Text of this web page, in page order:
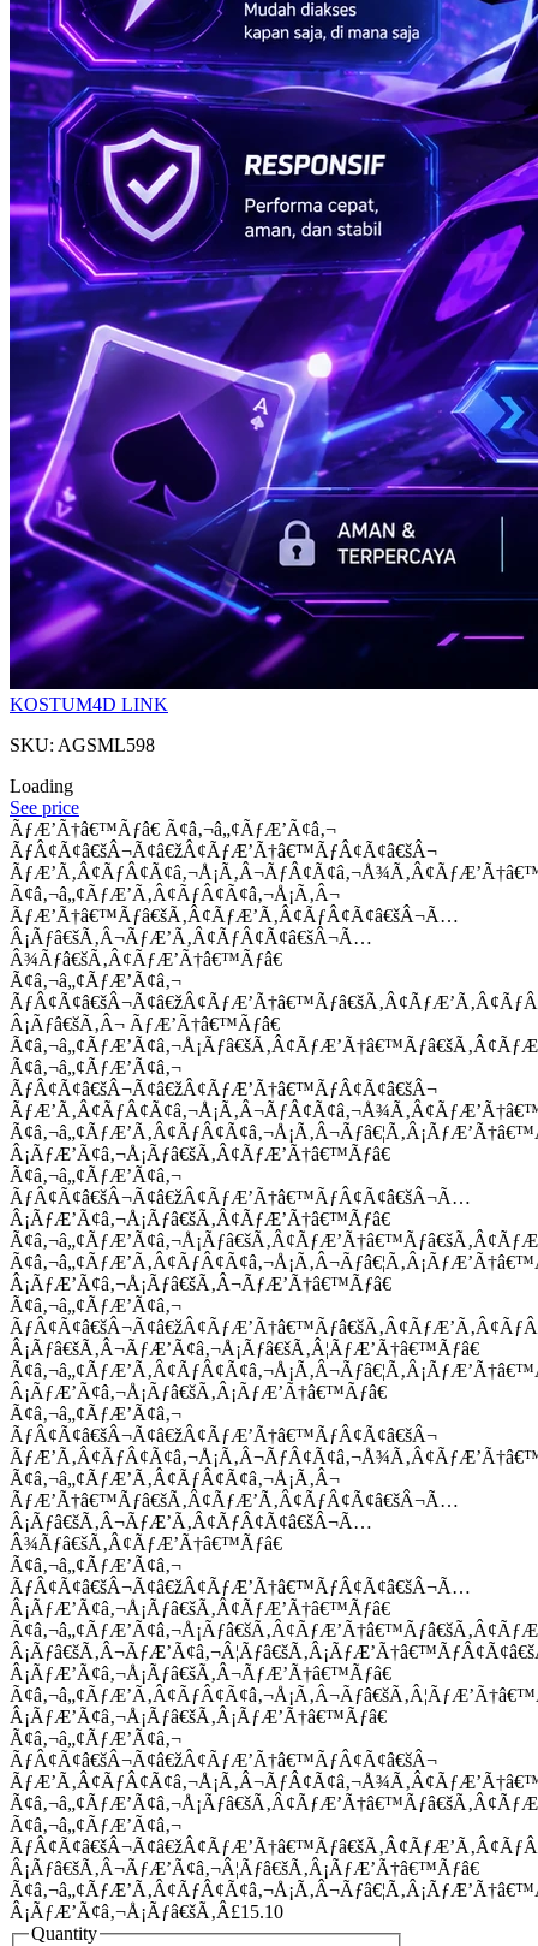
KOSTUM4D LINK
SKU: AGSML598
Loading
See price
ÃƒÆ’Ã†â€™Ãƒâ€ Ã¢â‚¬â„¢ÃƒÆ’Ã¢â‚¬
ÃƒÂ¢Ã¢â€šÂ¬Ã¢â€žÂ¢ÃƒÆ’Ã†â€™ÃƒÂ¢Ã¢â€šÂ¬
Ã¢â‚¬â„¢ÃƒÆ’Ã‚Â¢ÃƒÂ¢Ã¢â‚¬Å¡Ã‚Â¬
ÃƒÆ’Ã†â€™Ãƒâ€šÃ‚Â¢ÃƒÆ’Ã‚Â¢ÃƒÂ¢Ã¢â€šÂ¬Ã…
Â¡Ãƒâ€šÃ‚Â¬ÃƒÆ’Ã‚Â¢ÃƒÂ¢Ã¢â€šÂ¬Ã…
Â¾Ãƒâ€šÃ‚Â¢ÃƒÆ’Ã†â€™Ãƒâ€
Ã¢â‚¬â„¢ÃƒÆ’Ã¢â‚¬
Â¡Ãƒâ€šÃ‚Â¬ ÃƒÆ’Ã†â€™Ãƒâ€
Ã¢â‚¬â„¢ÃƒÆ’Ã¢â‚¬
ÃƒÂ¢Ã¢â€šÂ¬Ã¢â€žÂ¢ÃƒÆ’Ã†â€™ÃƒÂ¢Ã¢â€šÂ¬
Â¡ÃƒÆ’Ã¢â‚¬Å¡Ãƒâ€šÃ‚Â¢ÃƒÆ’Ã†â€™Ãƒâ€
Ã¢â‚¬â„¢ÃƒÆ’Ã¢â‚¬
ÃƒÂ¢Ã¢â€šÂ¬Ã¢â€žÂ¢ÃƒÆ’Ã†â€™ÃƒÂ¢Ã¢â€šÂ¬Ã…
Â¡ÃƒÆ’Ã¢â‚¬Å¡Ãƒâ€šÃ‚Â¢ÃƒÆ’Ã†â€™Ãƒâ€
Â¡ÃƒÆ’Ã¢â‚¬Å¡Ãƒâ€šÃ‚Â¬ÃƒÆ’Ã†â€™Ãƒâ€
Ã¢â‚¬â„¢ÃƒÆ’Ã¢â‚¬
Â¡Ãƒâ€šÃ‚Â¬ÃƒÆ’Ã¢â‚¬Å¡Ãƒâ€šÃ‚Â¦ÃƒÆ’Ã†â€™Ãƒâ€
Â¡ÃƒÆ’Ã¢â‚¬Å¡Ãƒâ€šÃ‚Â¡ÃƒÆ’Ã†â€™Ãƒâ€
Ã¢â‚¬â„¢ÃƒÆ’Ã¢â‚¬
ÃƒÂ¢Ã¢â€šÂ¬Ã¢â€žÂ¢ÃƒÆ’Ã†â€™ÃƒÂ¢Ã¢â€šÂ¬
Ã¢â‚¬â„¢ÃƒÆ’Ã‚Â¢ÃƒÂ¢Ã¢â‚¬Å¡Ã‚Â¬
ÃƒÆ’Ã†â€™Ãƒâ€šÃ‚Â¢ÃƒÆ’Ã‚Â¢ÃƒÂ¢Ã¢â€šÂ¬Ã…
Â¡Ãƒâ€šÃ‚Â¬ÃƒÆ’Ã‚Â¢ÃƒÂ¢Ã¢â€šÂ¬Ã…
Â¾Ãƒâ€šÃ‚Â¢ÃƒÆ’Ã†â€™Ãƒâ€
Ã¢â‚¬â„¢ÃƒÆ’Ã¢â‚¬
ÃƒÂ¢Ã¢â€šÂ¬Ã¢â€žÂ¢ÃƒÆ’Ã†â€™ÃƒÂ¢Ã¢â€šÂ¬Ã…
Â¡ÃƒÆ’Ã¢â‚¬Å¡Ãƒâ€šÃ‚Â¢ÃƒÆ’Ã†â€™Ãƒâ€
Â¡ÃƒÆ’Ã¢â‚¬Å¡Ãƒâ€šÃ‚Â¬ÃƒÆ’Ã†â€™Ãƒâ€
Â¡ÃƒÆ’Ã¢â‚¬Å¡Ãƒâ€šÃ‚Â¡ÃƒÆ’Ã†â€™Ãƒâ€
Ã¢â‚¬â„¢ÃƒÆ’Ã¢â‚¬
ÃƒÂ¢Ã¢â€šÂ¬Ã¢â€žÂ¢ÃƒÆ’Ã†â€™ÃƒÂ¢Ã¢â€šÂ¬
Ã¢â‚¬â„¢ÃƒÆ’Ã¢â‚¬
Â¡Ãƒâ€šÃ‚Â¬ÃƒÆ’Ã¢â‚¬Â¦Ãƒâ€šÃ‚Â¡ÃƒÆ’Ã†â€™Ãƒâ€
Â¡ÃƒÆ’Ã¢â‚¬Å¡Ãƒâ€šÃ‚Â£15.10
Quantity